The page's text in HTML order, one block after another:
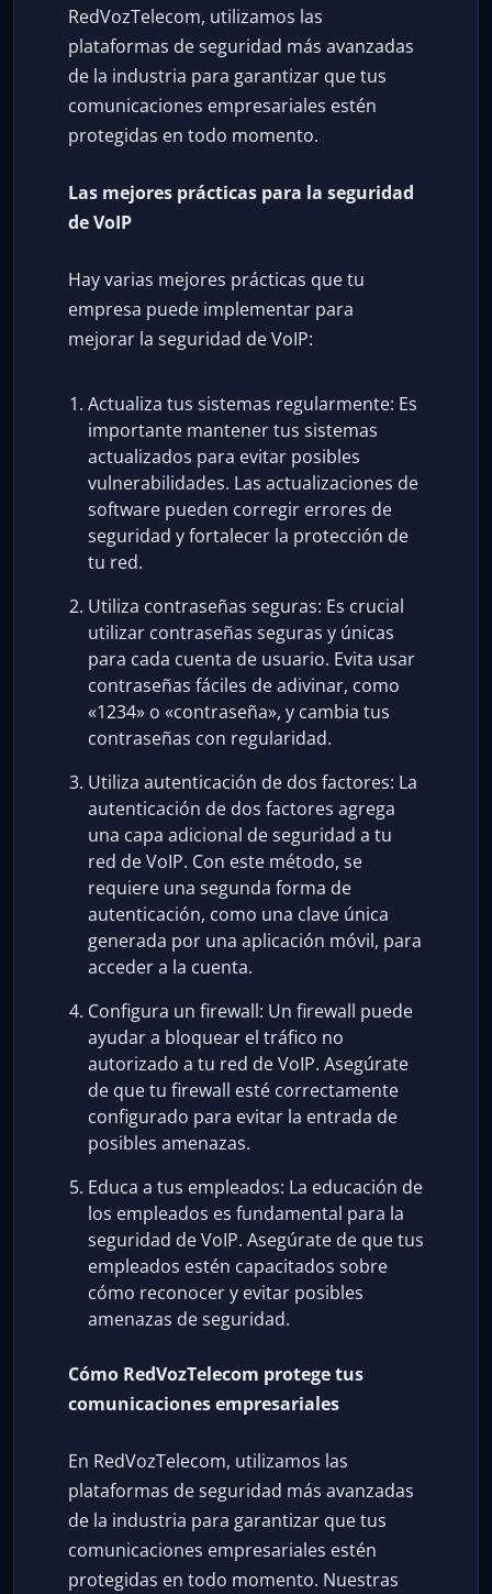
RedVozTelecom, utilizamos las
plataformas de seguridad más avanzadas
de la industria para garantizar que tus
comunicaciones empresariales estén
protegidas en todo momento.
Las mejores prácticas para la seguridad
de VoIP
Hay varias mejores prácticas que tu
empresa puede implementar para
mejorar la seguridad de VoIP:
Actualiza tus sistemas regularmente: Es
importante mantener tus sistemas
actualizados para evitar posibles
vulnerabilidades. Las actualizaciones de
software pueden corregir errores de
seguridad y fortalecer la protección de
tu red.
Utiliza contraseñas seguras: Es crucial
utilizar contraseñas seguras y únicas
para cada cuenta de usuario. Evita usar
contraseñas fáciles de adivinar, como
«1234» o «contraseña», y cambia tus
contraseñas con regularidad.
Utiliza autenticación de dos factores: La
autenticación de dos factores agrega
una capa adicional de seguridad a tu
red de VoIP. Con este método, se
requiere una segunda forma de
autenticación, como una clave única
generada por una aplicación móvil, para
acceder a la cuenta.
Configura un firewall: Un firewall puede
ayudar a bloquear el tráfico no
autorizado a tu red de VoIP. Asegúrate
de que tu firewall esté correctamente
configurado para evitar la entrada de
posibles amenazas.
Educa a tus empleados: La educación de
los empleados es fundamental para la
seguridad de VoIP. Asegúrate de que tus
empleados estén capacitados sobre
cómo reconocer y evitar posibles
amenazas de seguridad.
Cómo RedVozTelecom protege tus
comunicaciones empresariales
En RedVozTelecom, utilizamos las
plataformas de seguridad más avanzadas
de la industria para garantizar que tus
comunicaciones empresariales estén
protegidas en todo momento. Nuestras